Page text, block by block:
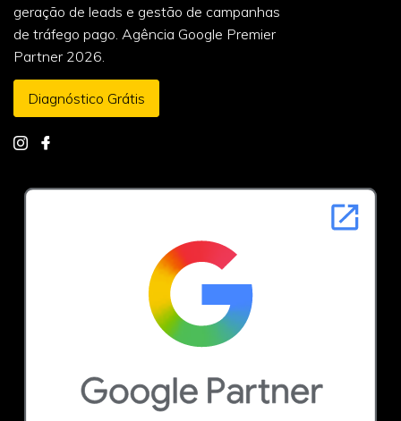
geração de leads e gestão de campanhas
de tráfego pago. Agência Google Premier
Partner 2026.
Diagnóstico Grátis